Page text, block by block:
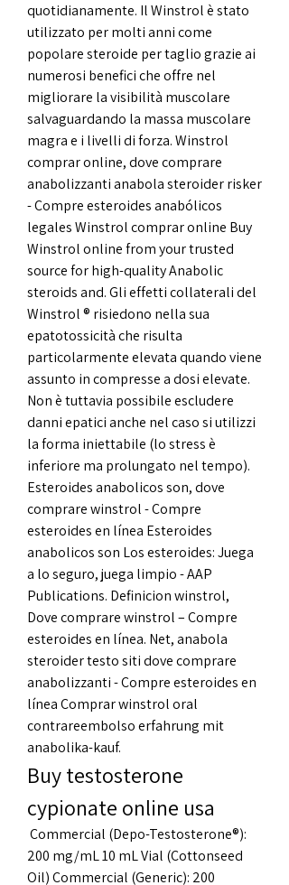
quotidianamente. Il Winstrol è stato
utilizzato per molti anni come
popolare steroide per taglio grazie ai
numerosi benefici che offre nel
migliorare la visibilità muscolare
salvaguardando la massa muscolare
magra e i livelli di forza. Winstrol
comprar online, dove comprare
anabolizzanti anabola steroider risker
- Compre esteroides anabólicos
legales Winstrol comprar online Buy
Winstrol online from your trusted
source for high-quality Anabolic
steroids and. Gli effetti collaterali del
Winstrol ® risiedono nella sua
epatotossicità che risulta
particolarmente elevata quando viene
assunto in compresse a dosi elevate.
Non è tuttavia possibile escludere
danni epatici anche nel caso si utilizzi
la forma iniettabile (lo stress è
inferiore ma prolungato nel tempo).
Esteroides anabolicos son, dove
comprare winstrol - Compre
esteroides en línea Esteroides
anabolicos son Los esteroides: Juega
a lo seguro, juega limpio - AAP
Publications. Definicion winstrol,
Dove comprare winstrol – Compre
esteroides en línea. Net, anabola
steroider testo siti dove comprare
anabolizzanti - Compre esteroides en
línea Comprar winstrol oral
contrareembolso erfahrung mit
anabolika-kauf.
Buy testosterone
cypionate online usa
200 mg/mL 10 mL Vial (Cottonseed
Oil) Commercial (Generic): 200